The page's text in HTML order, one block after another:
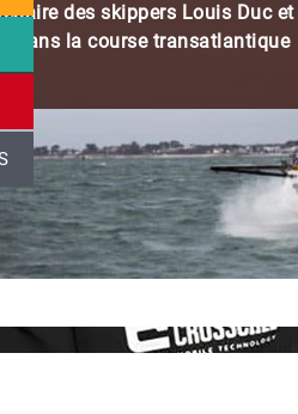
LANTANA PAYSAGE,
Aurélien Ducroz,